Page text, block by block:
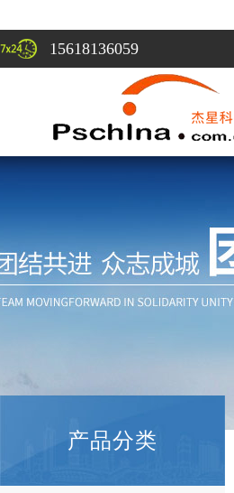
15618136059
产品分类